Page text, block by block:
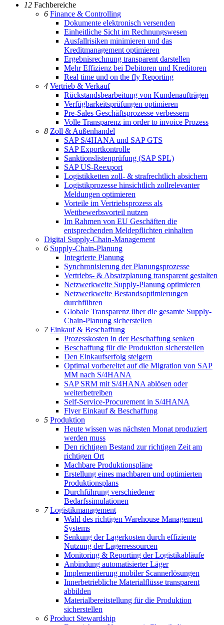
12 Fachbereiche
6 Finance & Controlling
Dokumente elektronisch versenden
Einheitliche Sicht im Rechnungswesen
Ausfallrisiken minimieren und das
Kreditmanagement optimieren
Ergebnisrechnung transparent darstellen
Mehr Effizienz bei Debitoren und Kreditoren
Real time und on the fly Reporting
4 Vertrieb & Verkauf
Rückstandsbearbeitung von Kundenaufträgen
Verfügbarkeitsprüfungen optimieren
Pre-Sales Geschäftsprozesse verbessern
Volle Transparenz im order to invoice Prozess
8 Zoll & Außenhandel
SAP S/4HANA und SAP GTS
SAP Exportkontrolle
Sanktionslistenprüfung (SAP SPL)
SAP US-Reexport
Logistikketten zoll- & strafrechtlich absichern
Logistikprozesse hinsichtlich zollrelevanter
Meldungen optimieren
Vorteile im Vertriebsprozess als
Wettbewerbsvorteil nutzen
Im Rahmen von EU Geschäften die
entsprechenden Meldepflichten einhalten
Digital Supply-Chain-Management
6 Supply-Chain-Planung
Integrierte Planung
Synchronisierung der Planungsprozesse
Vertriebs- & Absatzplanung transparent gestalten
Netzwerkweite Supply-Planung optimieren
Netzwerkweite Bestandsoptimierungen
durchführen
Globale Transparenz über die gesamte Supply-
Chain-Planung sicherstellen
7Einkauf & Beschaffung
Prozesskosten in der Beschaffung senken
Beschaffung für die Produktion sicherstellen
Den Einkaufserfolg steigern
Optimal vorbereitet auf die Migration von SAP
MM nach S/4HANA
SAP SRM mit S/4HANA ablösen oder
weiterbetreiben
Self-Service-Procurement in S/4HANA
Flyer Einkauf & Beschaffung
5 Produktion
Heute wissen was nächsten Monat produziert
werden muss
Den richtigen Bestand zur richtigen Zeit am
richtigen Ort
Machbare Produktionspläne
Erstellung eines machbaren und optimierten
Produktionsplans
Durchführung verschiedener
Bedarfssimulationen
7Logistikmanagement
Wahl des richtigen Warehouse Management
Systems
Senkung der Lagerkosten durch effiziente
Nutzung der Lagerressourcen
Monitoring & Reporting der Logistikabläufe
Anbindung automatisierter Läger
Implementierung mobiler Scannerlösungen
Innerbetriebliche Materialflüsse transparent
abbilden
Materialbereitstellung für die Produktion
sicherstellen
6 Product Stewardship